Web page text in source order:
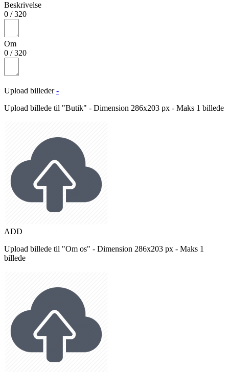
Beskrivelse
0 /320
Om
0 /320
Upload billeder -
Upload billede til "Butik" - Dimension 286x203 px - Maks 1 billede
ADD
Upload billede til "Om os" - Dimension 286x203 px - Maks 1
billede